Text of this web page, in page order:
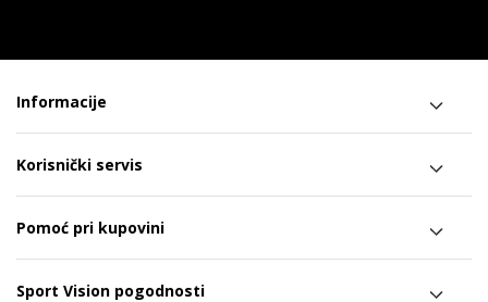
Informacije
Korisnički servis
Pomoć pri kupovini
Sport Vision pogodnosti